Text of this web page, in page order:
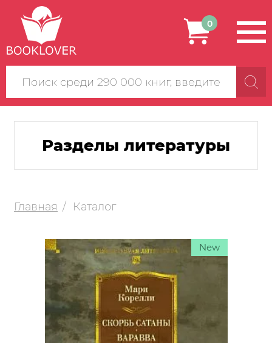
Поиск
по
сайту
0
Разделы литературы
Главная Каталог
New